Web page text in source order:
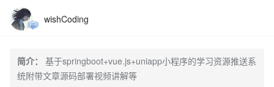
wishCoding
简介：
基于springboot+vue.js+uniapp小程序的学习资源推送系
统附带文章源码部署视频讲解等